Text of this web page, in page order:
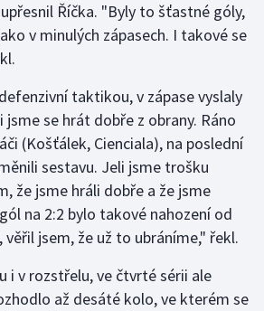
Říčka. "Byly to šťastné góly,
v minulých zápasech. I takové se
taktikou, v zápase vyslaly
jsme se hrát dobře z obrany. Ráno
(Košťálek, Cienciala), na poslední
sestavu. Jeli jsme trošku
že jsme hráli dobře a že jsme
na 2:2 bylo takové nahození od
věřil jsem, že už to ubráníme," řekl.
i v rozstřelu, ve čtvrté sérii ale
až desáté kolo, ve kterém se